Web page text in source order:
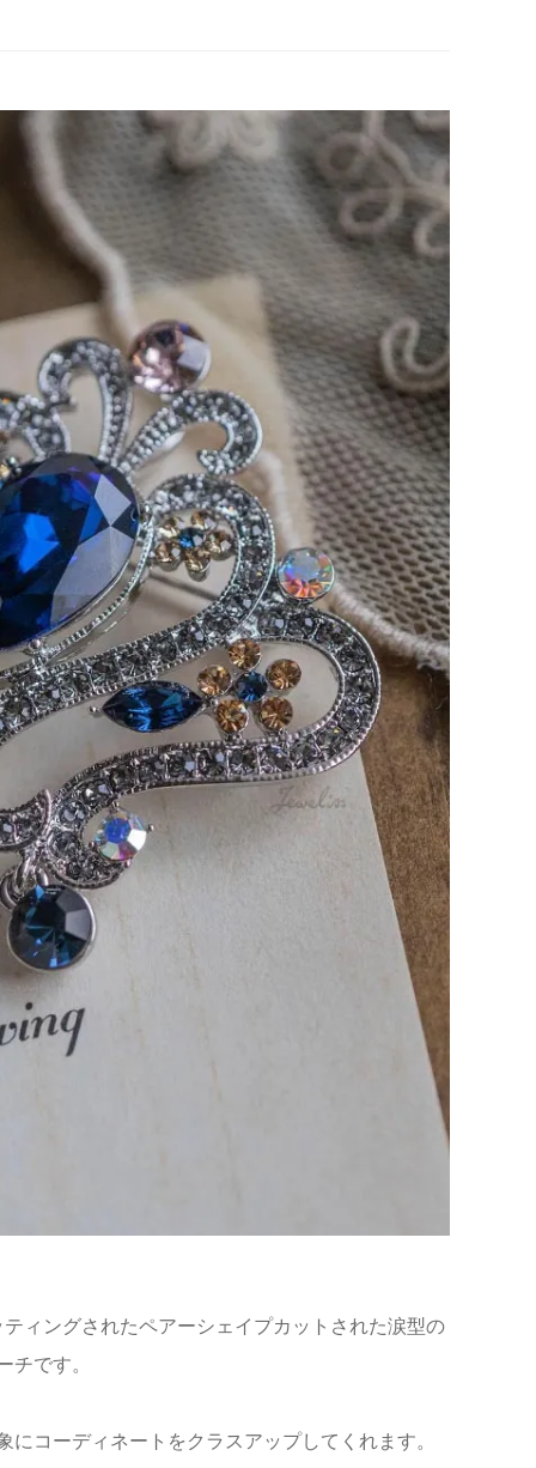
ィングされたペアーシェイプカットされた涙型の
チです。
コーディネートをクラスアップしてくれます。